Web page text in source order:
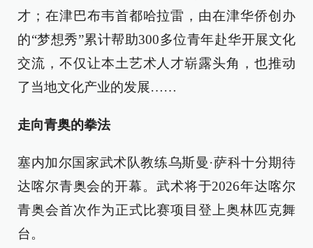
才；在津巴布韦首都哈拉雷，由在津华侨创办
的“梦想秀”累计帮助300多位青年赴华开展文化
交流，不仅让本土艺术人才崭露头角，也推动
了当地文化产业的发展……
走向青奥的拳法
塞内加尔国家武术队教练乌斯曼·萨科十分期待
达喀尔青奥会的开幕。武术将于2026年达喀尔
青奥会首次作为正式比赛项目登上奥林匹克舞
台。